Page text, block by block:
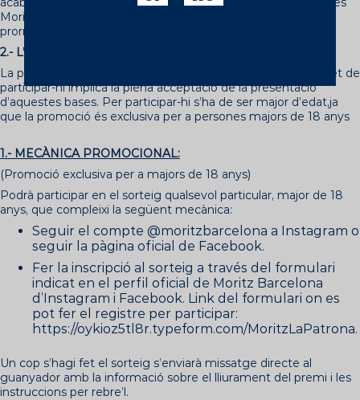
Moritz es reserva el dret d’anul·lar, escurçar, modificar o
prorrogar la promoció en cas que ho consideri necessari.
2.- L’àmbit territorialserà Catalunya
La participació a la promoció té caràcter gratuït i el simple fet de
participar-hi implica la plena acceptació de la presentació
d’aquestes bases. Per participar-hi s’ha de ser major d’edat,ja
que la promoció és exclusiva per a persones majors de 18 anys
1.- MECÀNICA PROMOCIONAL:
(Promoció exclusiva per a majors de 18 anys)
Podrà participar en el sorteig qualsevol particular, major de 18
anys, que compleixi la següent mecànica:
Seguir el compte @moritzbarcelona a Instagram o
seguir la pàgina oficial de Facebook.
Fer la inscripció al sorteig a través del formulari
indicat en el perfil oficial de Moritz Barcelona
d’Instagram i Facebook. Link del formulari on es
pot fer el registre per participar:
https://oykioz5tl8r.typeform.com/MoritzLaPatrona.
Un cop s’hagi fet el sorteig s’enviarà missatge directe al
guanyador amb la informació sobre el lliurament del premi i les
instruccions per rebre’l.